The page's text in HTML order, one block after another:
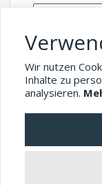
Details:
02:10:33
8 Übungen
Wir nutzen
Inhalte zu
analysieren.